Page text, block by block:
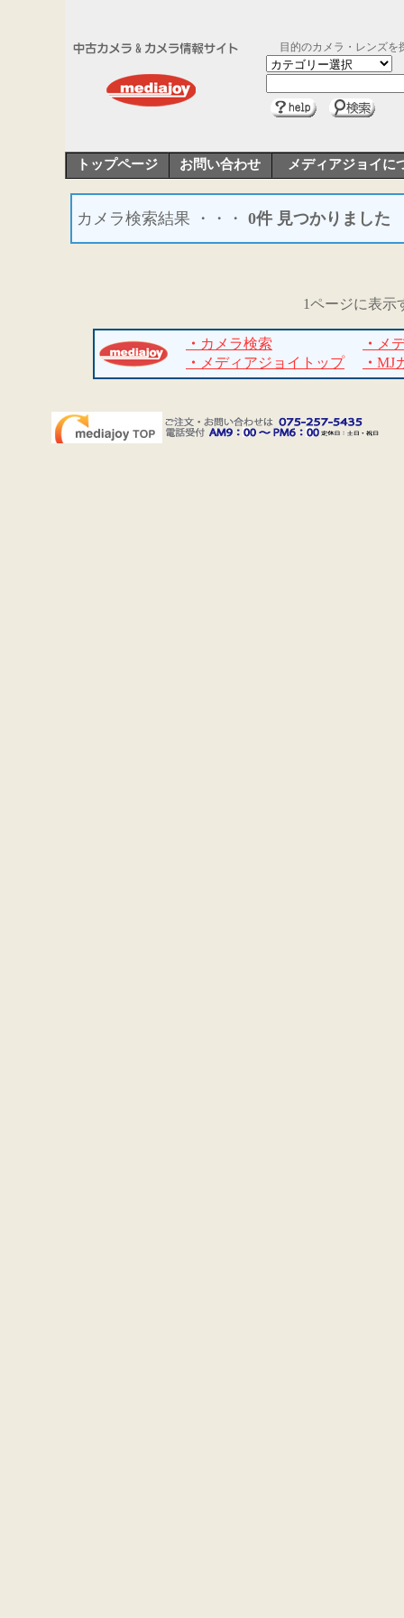
目的のカメラ・レンズを
トップページ お問い合わせ メディアジョイに
カメラ検索結果 ・・・ 0件 見つかりました
1ページに表示
・ カメラ検索 ・ メ
・ メディアジョイトップ ・ MJ